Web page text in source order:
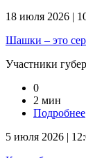
18 июля 2026 |
Шашки – это
Участники
0
2 мин
Подробнее
5 июля 2026 |